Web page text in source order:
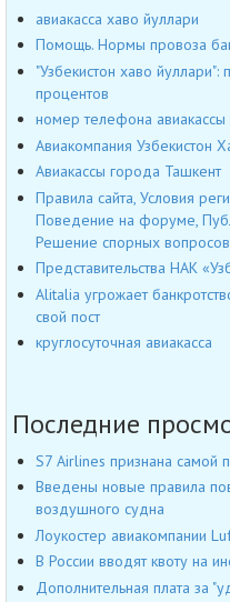
авиакасса хаво йуллари
Помощь. Нормы провоза
"Узбекистон хаво
процентов
номер телефона авиакассы
Авиакомпания Узбекистон
Авиакассы города Ташкент
Правила сайта, Условия
Поведение на форуме,
Решение спорных вопросов
Представительства НАК
Alitalia угрожает
свой пост
круглосуточная авиакасса
Последние
S7 Airlines признана самой
Введены новые правила
воздушного судна
Лоукостер авиакомпании
В России вводят квоту на
Дополнительная плата за